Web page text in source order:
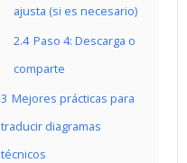
ajusta (si es necesario)
2.4 Paso 4: Descarga o
comparte
3 Mejores prácticas para
traducir diagramas
técnicos